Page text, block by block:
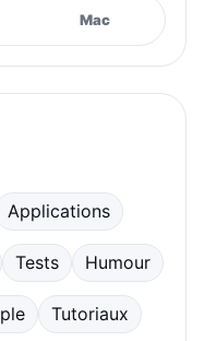
Mac
Applications
Tests Humour
Tutoriaux